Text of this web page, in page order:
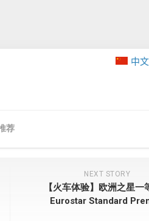
荐
中文
NEXT STORY
【火车体验】欧洲之星一
Eurostar Standard